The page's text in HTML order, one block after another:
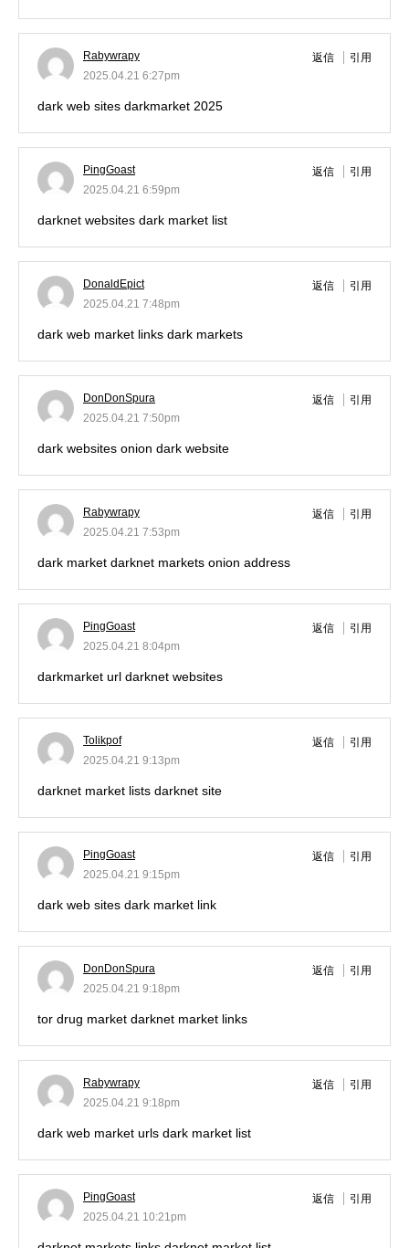
Rabywrapy
2025.04.21 6:27pm
返信 引用
dark web sites darkmarket 2025
PingGoast
2025.04.21 6:59pm
返信 引用
darknet websites dark market list
DonaldEpict
2025.04.21 7:48pm
返信 引用
dark web market links dark markets
DonDonSpura
2025.04.21 7:50pm
返信 引用
dark websites onion dark website
Rabywrapy
2025.04.21 7:53pm
返信 引用
dark market darknet markets onion address
PingGoast
2025.04.21 8:04pm
返信 引用
darkmarket url darknet websites
Tolikpof
2025.04.21 9:13pm
返信 引用
darknet market lists darknet site
PingGoast
2025.04.21 9:15pm
返信 引用
dark web sites dark market link
DonDonSpura
2025.04.21 9:18pm
返信 引用
tor drug market darknet market links
Rabywrapy
2025.04.21 9:18pm
返信 引用
dark web market urls dark market list
PingGoast
2025.04.21 10:21pm
返信 引用